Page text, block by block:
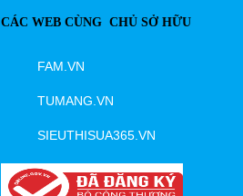
CÁC WEB CÙNG CHỦ SỞ HỮU
FAM.VN
TUMANG.VN
SIEUTHISUA365.VN